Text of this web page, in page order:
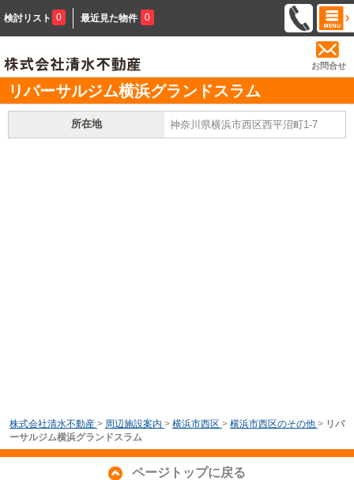
検討リスト 0 最近見た物件 0
お問合せ
リバーサルジム横浜グランドスラム
所在地 神奈川県横浜市西区西平沼町1-7
株式会社清水不動産 > 周辺施設案内 > 横浜市西区 > 横浜市西区のその他 > リバ
ーサルジム横浜グランドスラム
ページトップに戻る